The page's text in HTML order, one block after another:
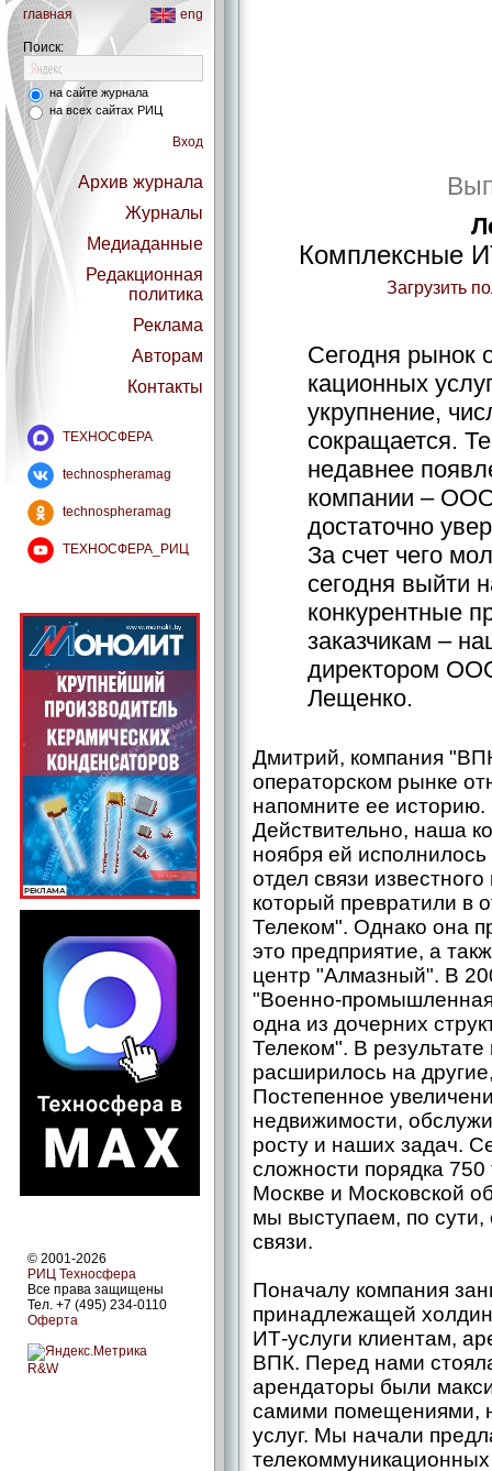
главная eng
Поиск:
на сайте журнала
на всех сайтах РИЦ
Вход
Архив журнала
Журналы
Медиаданные
Редакционная
политика
Реклама
Авторам
Контакты
ТЕХНОСФЕРА
technospheramag
technospheramag
ТЕХНОСФЕРА_РИЦ
© 2001-2026
РИЦ Техносфера
Все права защищены
Тел. +7 (495) 234-0110
Оферта
R&W
Комплексные
Загрузить
Сегодня рынок
кационных
укрупнение,
сокращается.
недавнее
компании –
достаточно
За счет чего
сегодня выйти
конкурентные
заказчикам –
директором
Лещенко.
Дмитрий, компания
операторском рынке
напомните ее историю.
Действительно, наша
ноября ей
отдел связи
который превратили в
Телеком". Однако она
это предприятие, а
центр "Алмазный". В
"Военно-
одна из дочерних
Телеком". В
расширилось на
Постепенное
недвижимости,
росту и наших задач.
сложности порядка
Москве и Московской
мы выступаем, по
связи.
Поначалу компания
принадлежащей
ИТ-услуги клиентам,
ВПК. Перед нами
арендаторы были
самими помещениями,
услуг. Мы начали